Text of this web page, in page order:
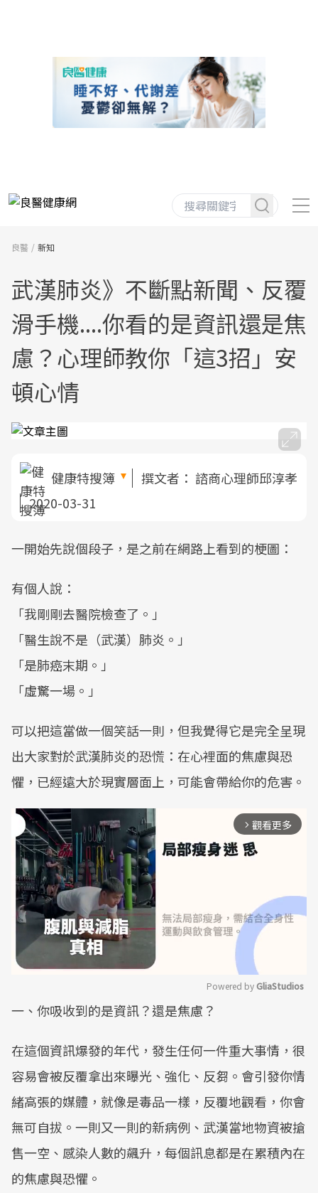
良醫 新知
武漢肺炎》不斷點新聞、反覆
滑手機....你看的是資訊還是焦
慮？心理師教你「這3招」安
頓心情
健康特搜簿 撰文者： 諮商心理師邱淳孝
2020-03-31
一開始先說個段子，是之前在網路上看到的梗圖：
有個人說：
「我剛剛去醫院檢查了。」
「醫生說不是（武漢）肺炎。」
「是肺癌末期。」
「虛驚一場。」
可以把這當做一個笑話一則，但我覺得它是完全呈現
出大家對於武漢肺炎的恐慌：在心裡面的焦慮與恐
懼，已經遠大於現實層面上，可能會帶給你的危害。
arrow_forward_ios 觀看更多
Powered by GliaStudios
一、你吸收到的是資訊？還是焦慮？
在這個資訊爆發的年代，發生任何一件重大事情，很
容易會被反覆拿出來曝光、強化、反芻。會引發你情
緒高張的媒體，就像是毒品一樣，反覆地觀看，你會
無可自拔。一則又一則的新病例、武漢當地物資被搶
售一空、感染人數的飆升，每個訊息都是在累積內在
的焦慮與恐懼。